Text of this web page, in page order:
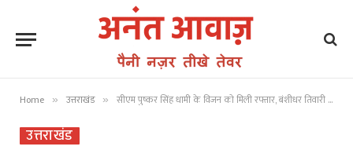
Home » उत्तराखंड » सीएम पुष्कर सिंह धामी के विजन को मिली रफ्तार, बंशीधर तिवारी के नेतृत्व में हरा-भरा हो रहा दून
उत्तराखंड